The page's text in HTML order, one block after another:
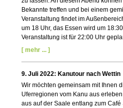
Bekannte treffen und bei einem
Veranstaltung findet im
um 18 Uhr, das Essen wird um
Veranstaltung ist für 22:00 Uhr
[ mehr ... ]
9. Juli 2022: Kanutour nach Wettin
Wir möchten gemeinsam mit Ihnen
Uferregionen vom Kanu aus
aus auf der Saale entlang zum